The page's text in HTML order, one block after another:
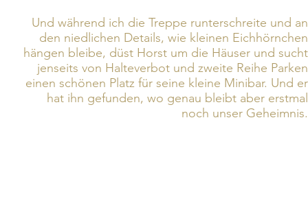
Und während ich die Treppe runterschreite und an
den niedlichen Details, wie kleinen Eichhörnchen
hängen bleibe, düst Horst um die Häuser und sucht
jenseits von Halteverbot und zweite Reihe Parken
einen schönen Platz für seine kleine Minibar. Und er
hat ihn gefunden, wo genau bleibt aber erstmal
noch unser Geheimnis.